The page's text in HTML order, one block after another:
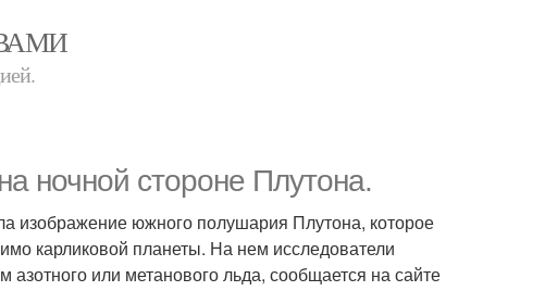
ночной стороне Плутона.
изображение южного полушария Плутона, которое
карликовой планеты. На нем исследователи
или метанового льда, сообщается на сайте